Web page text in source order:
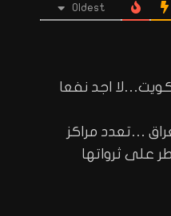
Oldest
اجد نفعا
…تعدد مراكز
على ثرواتها